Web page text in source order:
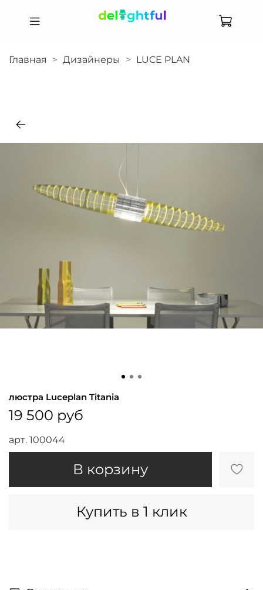
Главная Дизайнеры LUCE PLAN
арт. 100044
люстра Luceplan Titania
19 500 руб
В корзину
Купить в 1 клик